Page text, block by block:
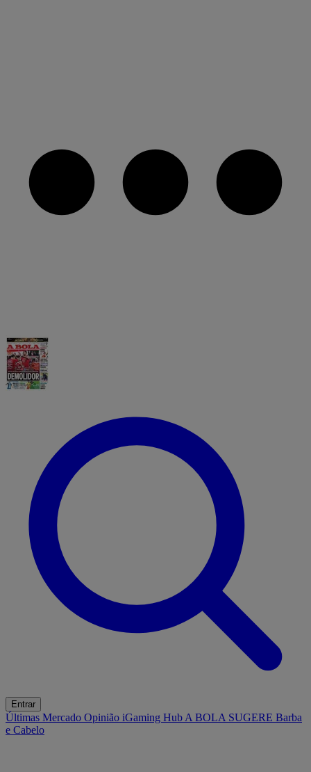
Entrar
Últimas Mercado Opinião iGaming Hub A BOLA SUGERE Barba
e Cabelo